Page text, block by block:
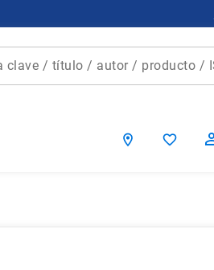
/ título / autor / producto / ISBN